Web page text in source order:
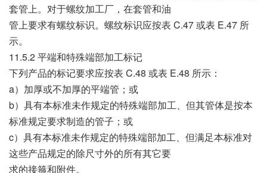
套管上。对于螺纹加工厂，在套管和油
管上要求有螺纹标识。螺纹标识应按表 C.47 或表 E.47 所
示。
11.5.2 平端和特殊端部加工标记
下列产品的标记要求应按表 C.48 或表 E.48 所示：
a）加厚或不加厚的平端管；或
b）具有本标准未作规定的特殊端部加工、但其管体是按本
标准规定要求制造的管子；或
c）具有本标准未作规定的特殊端部加工、但满足本标准对
这些产品规定的除尺寸外的所有其它要
求的接箍和附件。